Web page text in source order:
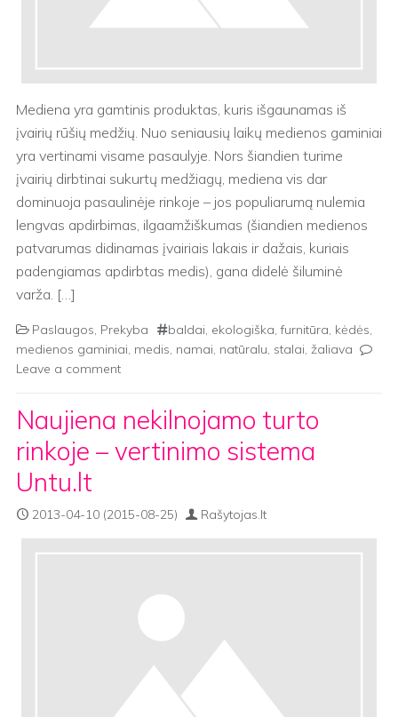
Mediena yra gamtinis produktas, kuris išgaunamas iš
įvairių rūšių medžių. Nuo seniausių laikų medienos gaminiai
yra vertinami visame pasaulyje. Nors šiandien turime
įvairių dirbtinai sukurtų medžiagų, mediena vis dar
dominuoja pasaulinėje rinkoje – jos populiarumą nulemia
lengvas apdirbimas, ilgaamžiškumas (šiandien medienos
patvarumas didinamas įvairiais lakais ir dažais, kuriais
padengiamas apdirbtas medis), gana didelė šiluminė
varža. […]
Paslaugos, Prekyba baldai, ekologiška,furnitūra, kėdės,
medienos gaminiai, medis, namai, natūralu, stalai, žaliava
Leave a comment
Naujiena nekilnojamo turto
rinkoje – vertinimo sistema
Untu.lt
2013-04-10 (2015-08-25) Rašytojas.lt